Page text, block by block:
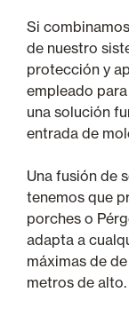
Si
de nuestro
protección y
empleado
una solución
entrada de
Una fusión de
tenemos que
porches o
adapta a
máximas de
metros de alto.